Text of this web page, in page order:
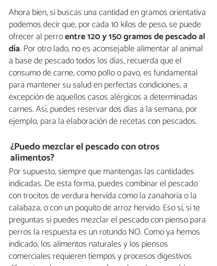
Ahora bien, si buscas una cantidad en gramos orientativa
podemos decir que, por cada 10 kilos de peso, se puede
ofrecer al perroentre 120 y 150 gramos de pescado al
día. Por otro lado, no es aconsejable alimentar al animal
a base de pescado todos los días, recuerda que el
consumo de carne, como pollo o pavo, es fundamental
para mantener su salud en perfectas condiciones, a
excepción de aquellos casos alérgicos a determinadas
carnes. Así, puedes reservar dos días a la semana, por
ejemplo, para la elaboración de recetas con pescados.
¿Puedo mezclar el pescado con otros
alimentos?
Por supuesto, siempre que mantengas las cantidades
indicadas. De esta forma, puedes combinar el pescado
con trocitos de verdura hervida como la zanahoria o la
calabaza, o con un poquito de arroz hervido. Eso sí, si te
preguntas si puedes mezclar el pescado con pienso para
perros la respuesta es un rotundo NO. Como ya hemos
indicado, los alimentos naturales y los piensos
comerciales requieren tiempos y procesos digestivos